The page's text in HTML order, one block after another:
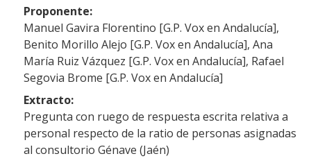
Proponente:
Manuel Gavira Florentino [G.P. Vox en Andalucía],
Benito Morillo Alejo [G.P. Vox en Andalucía], Ana
María Ruiz Vázquez [G.P. Vox en Andalucía], Rafael
Segovia Brome [G.P. Vox en Andalucía]
Extracto:
Pregunta con ruego de respuesta escrita relativa a
personal respecto de la ratio de personas asignadas
al consultorio Génave (Jaén)